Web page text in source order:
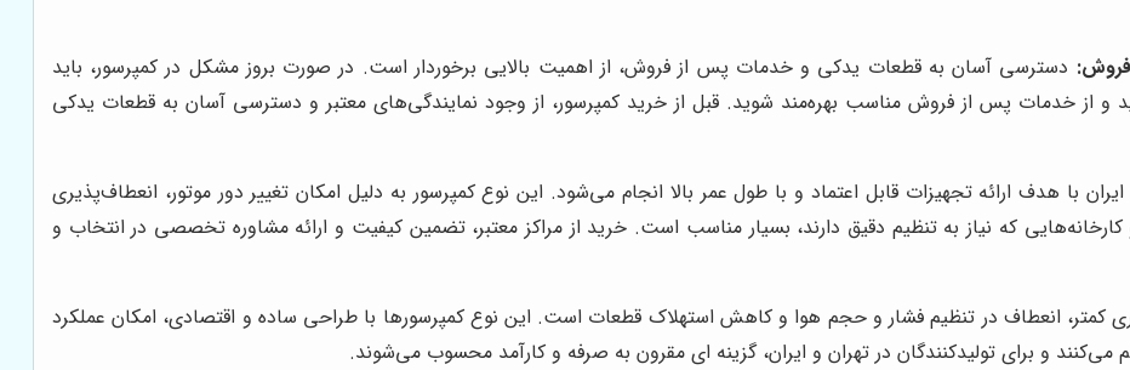
دسترسی آسان به قطعات یدکی و خدمات پس از فروش، از اهمیت بالایی برخوردار است. در صورت بروز مشکل در کمپرسور، باید
و از خدمات پس از فروش مناسب بهره‌مند شوید. قبل از خرید کمپرسور، از وجود نمایندگی‌های معتبر و دسترسی آسان به قطعات یدکی
با هدف ارائه تجهیزات قابل اعتماد و با طول عمر بالا انجام می‌شود. این نوع کمپرسور به دلیل امکان تغییر دور موتور، انعطاف‌پذیری
که نیاز به تنظیم دقیق دارند، بسیار مناسب است. خرید از مراکز معتبر، تضمین کیفیت و ارائه مشاوره تخصصی در انتخاب و
کمتر، انعطاف در تنظیم فشار و حجم هوا و کاهش استهلاک قطعات است. این نوع کمپرسورها با طراحی ساده و اقتصادی، امکان عملکرد
و برای تولیدکنندگان در تهران و ایران، گزینه ای مقرون به صرفه و کارآمد محسوب می‌شوند.